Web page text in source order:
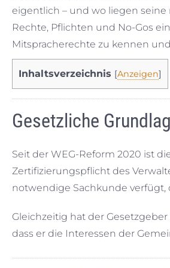
eigentlich – und wo liegen
Rechte, Pflichten und No-Gos
Mitspracherechte zu kennen
Inhaltsverzeichnis [Anzeigen]
Gesetzliche
Seit der WEG-Reform 2020 ist
Zertifizierungspflicht des
notwendige Sachkunde verfügt,
Gleichzeitig hat der
dass er die Interessen der